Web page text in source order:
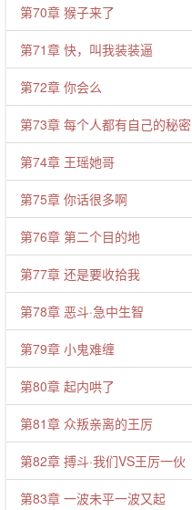
第70章 猴子来了
第71章 快，叫我装装逼
第72章 你会么
第73章 每个人都有自己的秘密
第74章 王瑶她哥
第75章 你话很多啊
第76章 第二个目的地
第77章 还是要收拾我
第78章 恶斗·急中生智
第79章 小鬼难缠
第80章 起内哄了
第81章 众叛亲离的王厉
第82章 搏斗·我们VS王厉一伙
第83章 一波未平一波又起